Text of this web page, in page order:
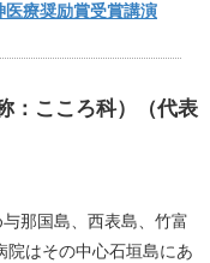
療奨励賞受賞講演
：こころ科）（代表
那国島、西表島、竹富
院はその中心石垣島にあ